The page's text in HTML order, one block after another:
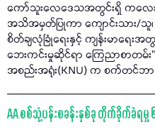
ကော်သူးလေဒေသအတွင်းရှိ ကလေး
အသိအမှတ်ပြုကာ ကျောင်းသား/သူ၊ ဆ
စိတ်ချလုံခြုံရေးနှင့် ကျန်းမာရေး
ဘေးကင်းမှုဆိုင်ရာ ကြေညာစာတမ်း
အစည်းအရုံး(KNU) က စက်တင်
AA စစ်သုံ့ပန်းစခန်းနှစ်ခု တိုက်ခိုက်ခံရမှု